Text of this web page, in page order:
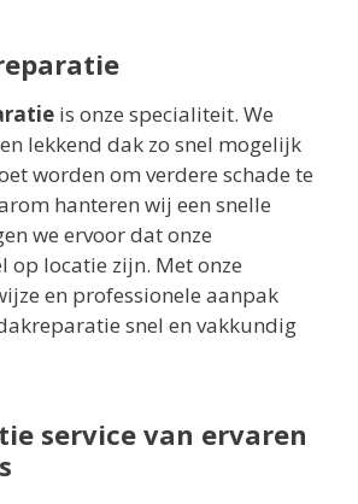
is onze specialiteit. We
lekkend dak zo snel mogelijk
worden om verdere schade te
hanteren wij een snelle
we ervoor dat onze
op locatie zijn. Met onze
en professionele aanpak
snel en vakkundig
service van ervaren